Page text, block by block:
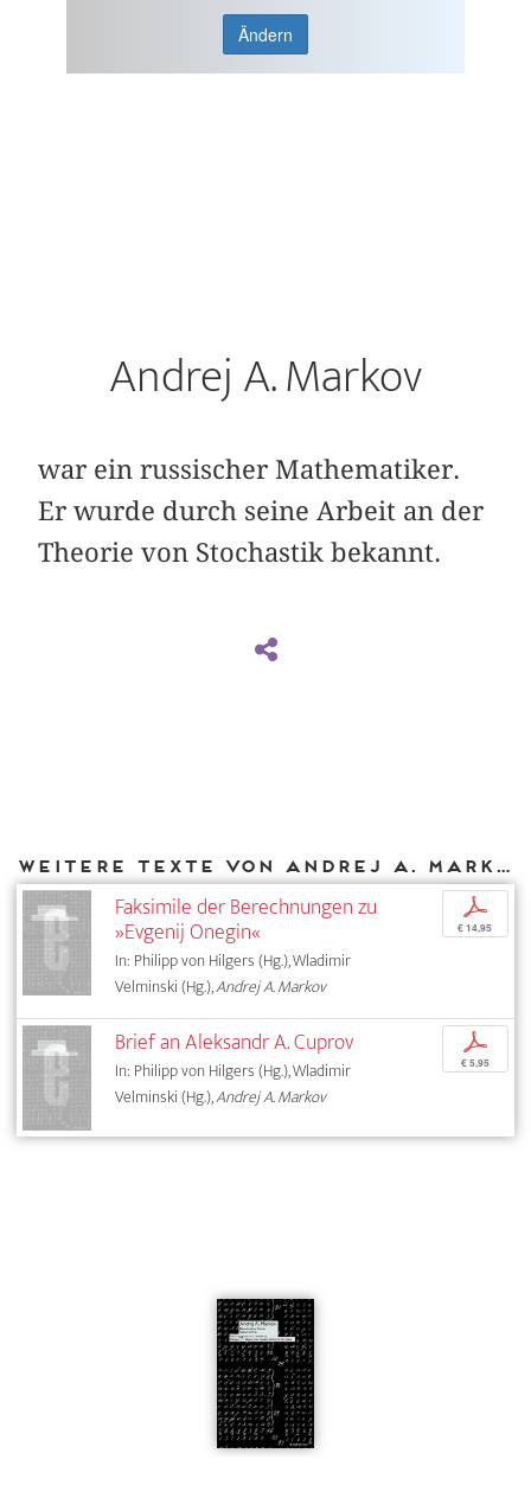
Ändern
Andrej A. Markov
war ein russischer Mathematiker.
Er wurde durch seine Arbeit an der
Theorie von Stochastik bekannt.
Weitere Texte von Andrej A. Markov bei DIAPHANES
Faksimile der Berechnungen zu
»Evgenij Onegin«
In: Philipp von Hilgers (Hg.), Wladimir
Velminski (Hg.),Andrej A. Markov
p
€ 14,95
Brief an Aleksandr A. Cuprov
In: Philipp von Hilgers (Hg.), Wladimir
Velminski (Hg.),Andrej A. Markov
p
€ 5,95